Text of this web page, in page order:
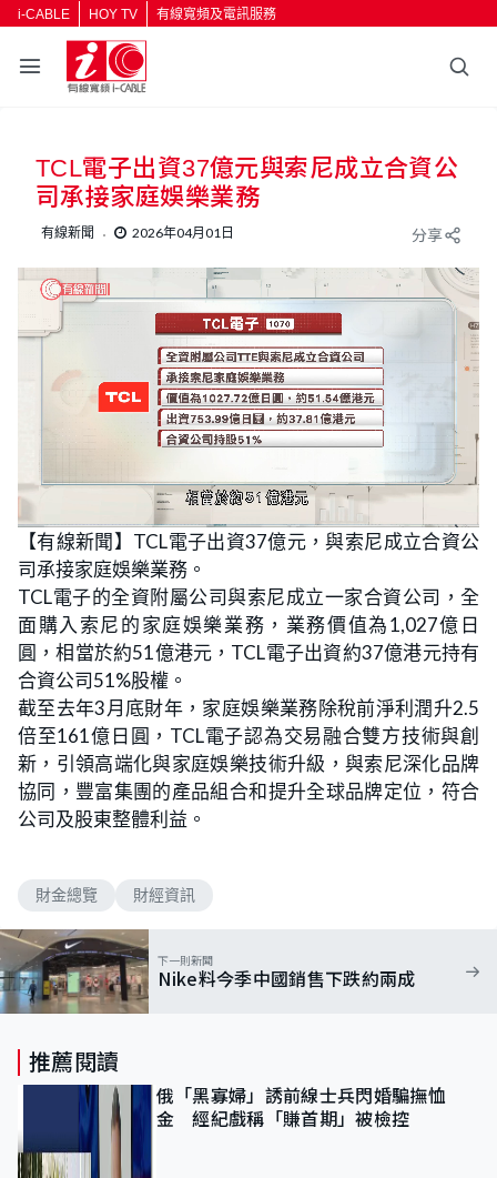
i-CABLE HOY TV 有線寬頻及電訊服務
返回
按輸入鍵開始搜尋
TCL電子出資37億元與索尼成立合資公
司承接家庭娛樂業務
有線新聞 2026年04月01日 分享
n
m
t
e
o
a
d
:
7
6
.
4
7
【有線新聞】TCL電子出資37億元，與索尼成立合資公
司承接家庭娛樂業務。
TCL電子的全資附屬公司與索尼成立一家合資公司，全
面購入索尼的家庭娛樂業務，業務價值為1,027億日
圓，相當於約51億港元，TCL電子出資約37億港元持有
合資公司51%股權。
截至去年3月底財年，家庭娛樂業務除稅前淨利潤升2.5
倍至161億日圓，TCL電子認為交易融合雙方技術與創
新，引領高端化與家庭娛樂技術升級，與索尼深化品牌
協同，豐富集團的產品組合和提升全球品牌定位，符合
公司及股東整體利益。
財金總覽 財經資訊
下一則新聞
Nike料今季中國銷售下跌約兩成
推薦閱讀
俄「黑寡婦」誘前線士兵閃婚騙撫恤
金 經紀戲稱「賺首期」被檢控